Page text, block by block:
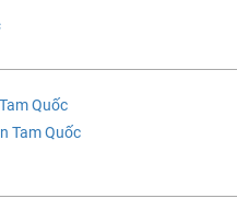
Quốc
Tam Quốc